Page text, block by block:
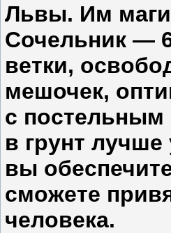
Львы. Им
Сочельник —
ветки,
мешочек,
с постельным
в грунт
вы
сможете
человека.